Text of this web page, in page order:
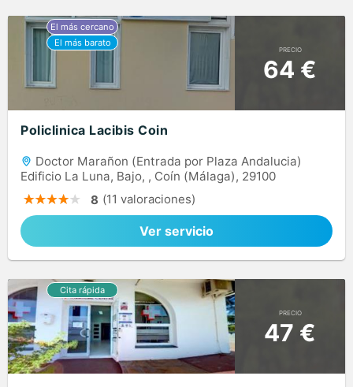
PRECIO
64 €
Policlinica Lacibis Coin
Doctor Marañon (Entrada por Plaza Andalucia)
Edificio La Luna, Bajo, , Coín (Málaga), 29100
8 (11 valoraciones)
Ver servicio
PRECIO
47 €